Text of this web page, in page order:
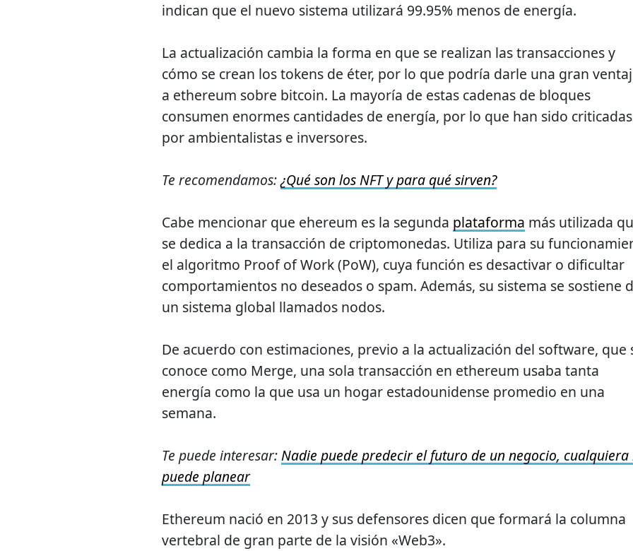
indican que el nuevo sistema utilizará 99.95% menos de energía.
La actualización cambia la forma en que se realizan las transacciones y
cómo se crean los tokens de éter, por lo que podría darle una gran
a ethereum sobre bitcoin. La mayoría de estas cadenas de bloques
consumen enormes cantidades de energía, por lo que han sido criticadas
por ambientalistas e inversores.
Te recomendamos:¿Qué son los NFT y para qué sirven?
Cabe mencionar que ehereum es la segunda plataforma más utilizada
se dedica a la transacción de criptomonedas. Utiliza para su
el algoritmo Proof of Work (PoW), cuya función es desactivar o dificultar
comportamientos no deseados o spam. Además, su sistema se sostiene
un sistema global llamados nodos.
De acuerdo con estimaciones, previo a la actualización del software, que
conoce como Merge, una sola transacción en ethereum usaba tanta
energía como la que usa un hogar estadounidense promedio en una
semana.
Te puede interesar:Nadie puede predecir el futuro de un negocio, cualquiera
puede planear
Ethereum nació en 2013 y sus defensores dicen que formará la columna
vertebral de gran parte de la visión «Web3».